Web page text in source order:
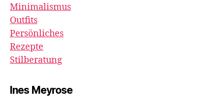
Minimalismus
Outfits
Persönliches
Rezepte
Stilberatung
Ines Meyrose